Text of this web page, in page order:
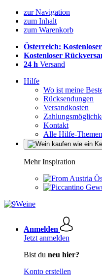
zur Navigation
zum Inhalt
zum Warenkorb
Österreich:
Kostenloser
24 h Versand
Hilfe
Wo ist meine
Rücksendungen
Versandkosten
Kontakt
Alle Hilfe-Themen
Mehr Inspiration
Anmelden
Jetzt anmelden
Bist du neu hier?
Konto erstellen